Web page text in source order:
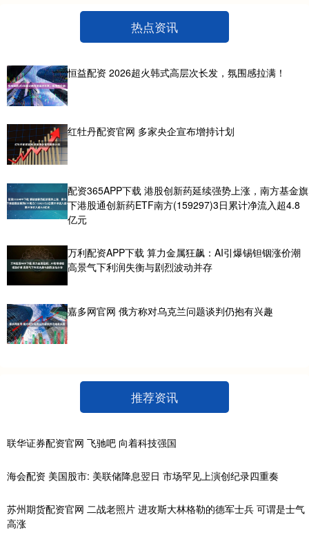
热点资讯
恒益配资 2026超火韩式高层次长发，氛围感拉满！
红牡丹配资官网 多家央企宣布增持计划
配资365APP下载 港股创新药延续强势上涨，南方基金旗
下港股通创新药ETF南方(159297)3日累计净流入超4.8
亿元
万利配资APP下载 算力金属狂飙：AI引爆锡钽铟涨价潮
高景气下利润失衡与剧烈波动并存
嘉多网官网 俄方称对乌克兰问题谈判仍抱有兴趣
推荐资讯
联华证券配资官网 飞驰吧 向着科技强国
海会配资 美国股市: 美联储降息翌日 市场罕见上演创纪录四重奏
苏州期货配资官网 二战老照片 进攻斯大林格勒的德军士兵 可谓是士气
高涨